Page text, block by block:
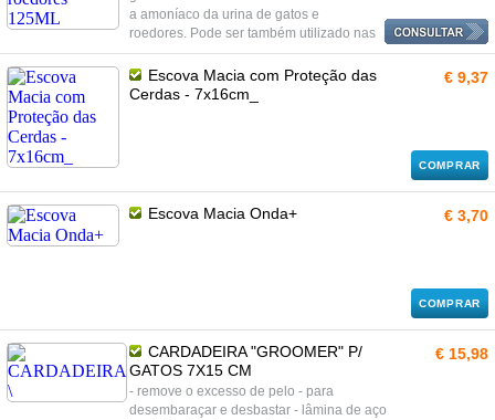
a amoníaco da urina de gatos e
roedores. Pode ser também utilizado nas
camas.
Escova Macia com Proteção das
Cerdas - 7x16cm_
€ 9,37
COMPRAR
Escova Macia Onda+ € 3,70
COMPRAR
CARDADEIRA "GROOMER" P/
GATOS 7X15 CM
- remove o excesso de pelo - para
desembaraçar e desbastar - lâmina de aço
€ 15,98